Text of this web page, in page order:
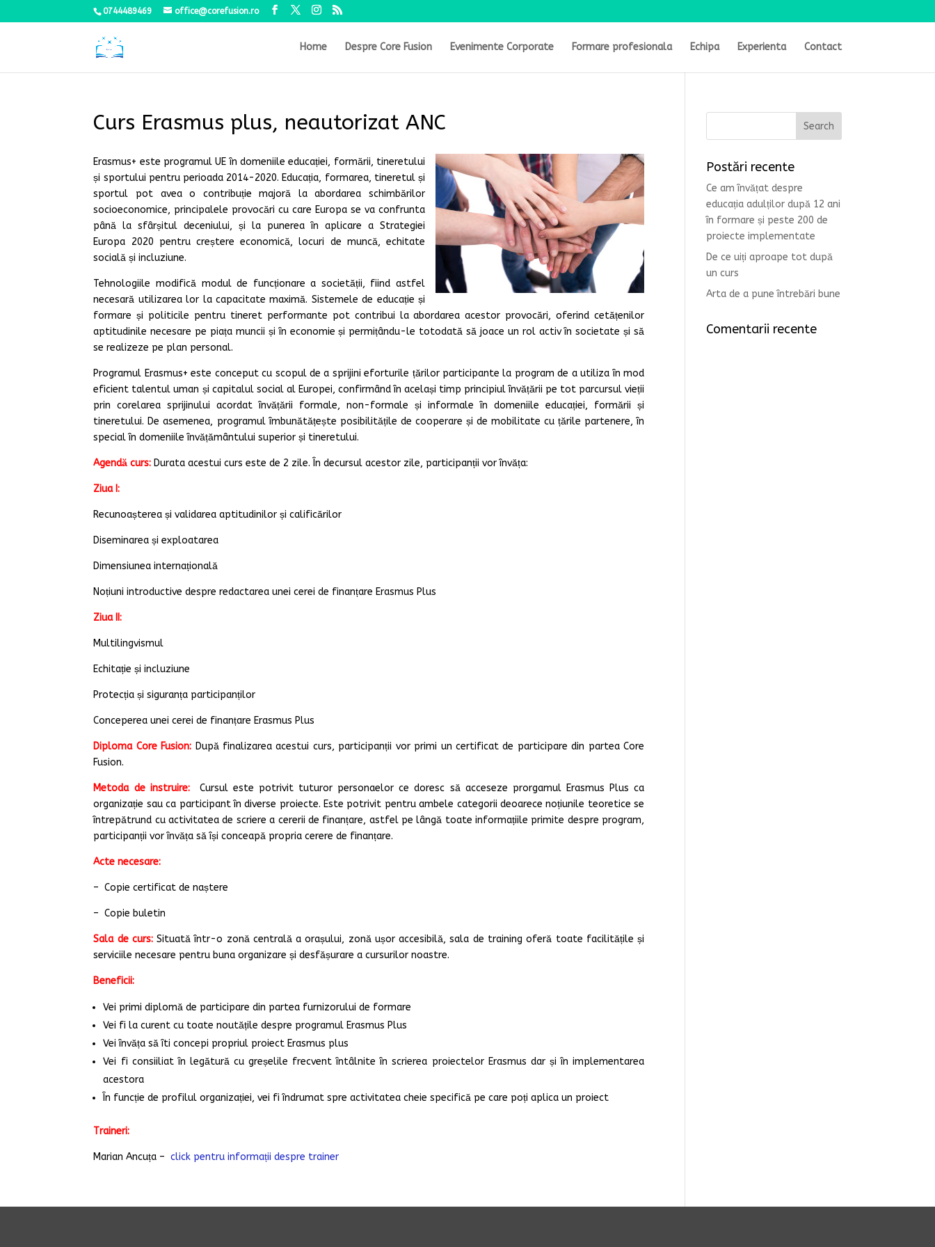
0744489469 office@corefusion.ro
Home Despre Core Fusion Evenimente Corporate Formare profesionala Echipa Experienta Contact
Curs Erasmus plus, neautorizat ANC
Erasmus+ este programul UE în domeniile educației, formării, tineretului
și sportului pentru perioada 2014-2020. Educația, formarea, tineretul și
sportul pot avea o contribuție majoră la abordarea schimbărilor
socioeconomice, principalele provocări cu care Europa se va confrunta
până la sfârșitul deceniului, și la punerea în aplicare a Strategiei
Europa 2020 pentru creștere economică, locuri de muncă, echitate
socială și incluziune.
Tehnologiile modifică modul de funcționare a societății, fiind astfel
necesară utilizarea lor la capacitate maximă. Sistemele de educație și
formare și politicile pentru tineret performante pot contribui la abordarea acestor provocări, oferind cetățenilor
aptitudinile necesare pe piața muncii și în economie și permițându-le totodată să joace un rol activ în societate și să
se realizeze pe plan personal.
Programul Erasmus+ este conceput cu scopul de a sprijini eforturile țărilor participante la program de a utiliza în mod
eficient talentul uman și capitalul social al Europei, confirmând în același timp principiul învățării pe tot parcursul vieții
prin corelarea sprijinului acordat învățării formale, non-formale și informale în domeniile educației, formării și
tineretului. De asemenea, programul îmbunătățește posibilitățile de cooperare și de mobilitate cu țările partenere, în
special în domeniile învățământului superior și tineretului.
Agendă curs: Durata acestui curs este de 2 zile. În decursul acestor zile, participanții vor învăța:
Ziua I:
Recunoașterea și validarea aptitudinilor și calificărilor
Diseminarea și exploatarea
Dimensiunea internațională
Noțiuni introductive despre redactarea unei cerei de finanțare Erasmus Plus
Ziua II:
Multilingvismul
Echitație și incluziune
Protecția și siguranța participanților
Conceperea unei cerei de finanțare Erasmus Plus
Diploma Core Fusion: După finalizarea acestui curs, participanții vor primi un certificat de participare din partea Core
Fusion.
Metoda de instruire:Cursul este potrivit tuturor personaelor ce doresc să acceseze prorgamul Erasmus Plus ca
organizație sau ca participant în diverse proiecte. Este potrivit pentru ambele categorii deoarece noțiunile teoretice se
întrepătrund cu activitatea de scriere a cererii de finanțare, astfel pe lângă toate informațiile primite despre program,
participanții vor învăța să își conceapă propria cerere de finanțare.
Acte necesare:
– Copie certificat de naștere
– Copie buletin
Sala de curs:Situată într-o zonă centrală a orașului, zonă ușor accesibilă, sala de training oferă toate facilitățile și
serviciile necesare pentru buna organizare și desfășurare a cursurilor noastre.
Beneficii:
Vei primi diplomă de participare din partea furnizorului de formare
Vei fi la curent cu toate noutățile despre programul Erasmus Plus
Vei învăța să îti concepi propriul proiect Erasmus plus
Vei fi consiiliat în legătură cu greșelile frecvent întâlnite în scrierea proiectelor Erasmus dar și în implementarea
acestora
În funcție de profilul organizației, vei fi îndrumat spre activitatea cheie specifică pe care poți aplica un proiect
Traineri:
Marian Ancuța –click pentru informații despre trainer
Postări recente
Ce am învățat despre
educația adulților după 12 ani
în formare și peste 200 de
proiecte implementate
De ce uiți aproape tot după
un curs
Arta de a pune întrebări bune
Comentarii recente